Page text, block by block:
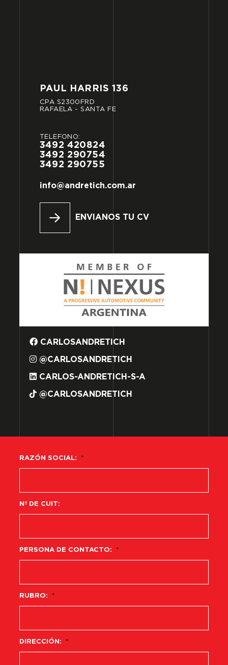
PAUL HARRIS 136
CPA S2300FRD
RAFAELA
- SANTA FE
TELÉFONO:
3492 420824
3492 290754
3492 290755
info@andretich.com.ar
ENVIANOS TU CV
CARLOSANDRETICH
@CARLOSANDRETICH
CARLOS-ANDRETICH-S-A
@CARLOSANDRETICH
RAZÓN SOCIAL: *
Nº DE CUIT:
PERSONA DE CONTACTO: *
RUBRO: *
DIRECCIÓN: *